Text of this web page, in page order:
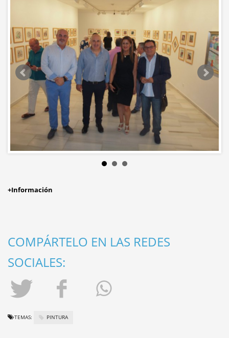
+Información
COMPÁRTELO EN LAS REDES
SOCIALES:
TEMAS: PINTURA